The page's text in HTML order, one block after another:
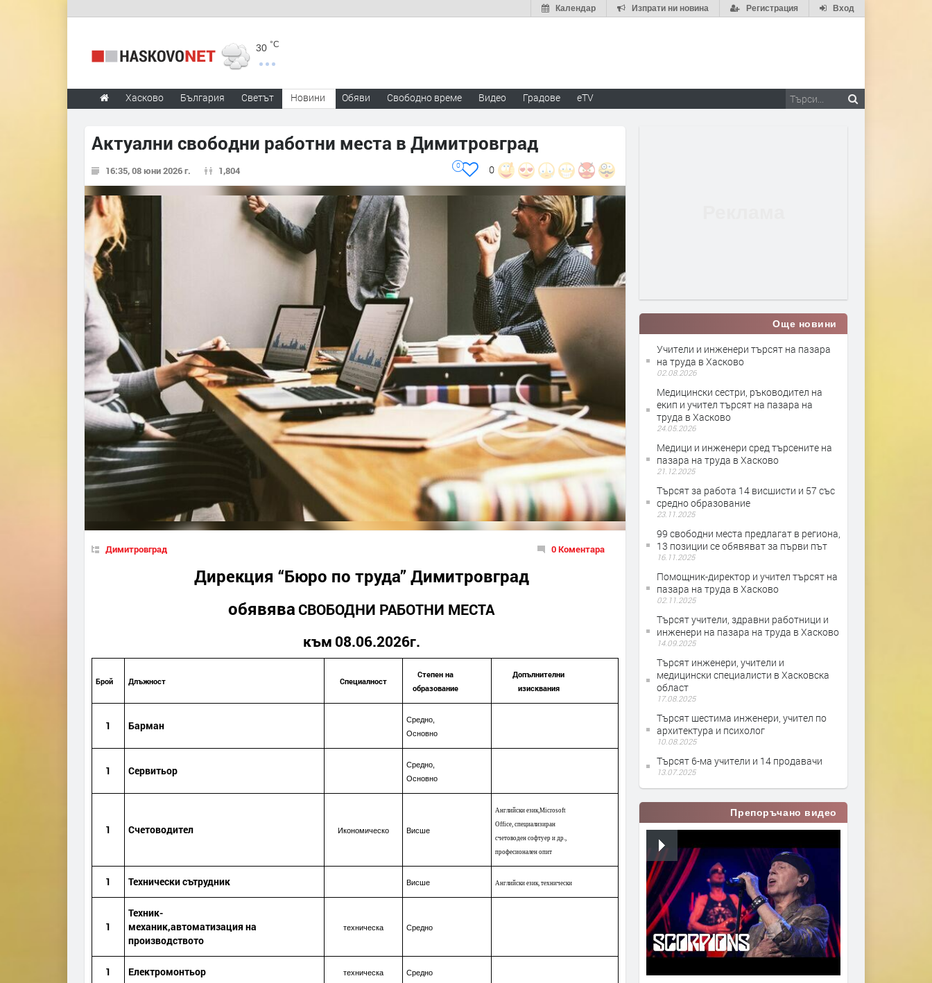
Вход
Регистрация
Изпрати ни новина
Календар
30 °C
Хасково България Светът Новини Обяви Свободно време Видео Градове eTV
Актуални свободни работни места в Димитровград
16:35, 08 юни 2026 г. 1,804 0
0
Димитровград 0 Коментара
Дирекция “Бюро по труда” Димитровград
обявява СВОБОДНИ РАБОТНИ МЕСТА
към 08.06.2026г.
Брой Длъжност Специалност
Степен на
образование
Допълнителни
изисквания
1 Барман
Средно,
Основно
1 Сервитьор
Средно,
Основно
1 Счетоводител Икономическо Висше
Английски език,Microsoft
Office, специализиран
счетоводен софтуер и др.,
професионален опит
1 Технически сътрудник Висше Английски език, технически
1
Техник-
механик,автоматизация на
производството
техническа Средно
1 Електромонтьор техническа Средно
Още новини
Учители и инженери търсят на пазара
на труда в Хасково
02.08.2026
Медицински сестри, ръководител на
екип и учител търсят на пазара на
труда в Хасково
24.05.2026
Медици и инженери сред търсените на
пазара на труда в Хасково
21.12.2025
Търсят за работа 14 висшисти и 57 със
средно образование
23.11.2025
99 свободни места предлагат в региона,
13 позиции се обявяват за първи път
16.11.2025
Помощник-директор и учител търсят на
пазара на труда в Хасково
02.11.2025
Търсят учители, здравни работници и
инженери на пазара на труда в Хасково
14.09.2025
Търсят инженери, учители и
медицински специалисти в Хасковска
област
17.08.2025
Търсят шестима инженери, учител по
архитектура и психолог
10.08.2025
Търсят 6-ма учители и 14 продавачи
13.07.2025
Препоръчано видео